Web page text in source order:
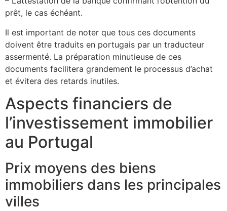
prêt, le cas échéant.
Il est important de noter que tous ces documents
doivent être traduits en portugais par un traducteur
assermenté. La préparation minutieuse de ces
documents facilitera grandement le processus d’achat
et évitera des retards inutiles.
Aspects financiers de
l’investissement immobilier
au Portugal
Prix moyens des biens
immobiliers dans les principales
villes